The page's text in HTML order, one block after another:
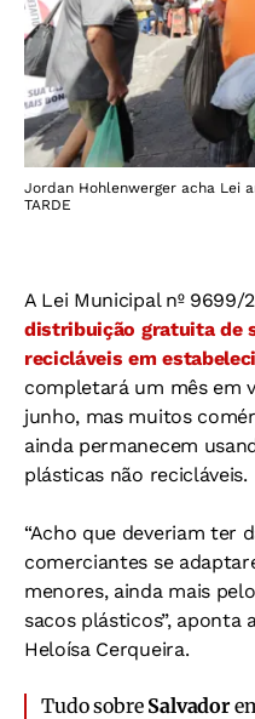
Jordan Hohlenwerger acha Lei
TARDE
A Lei Municipal nº 9699/
distribuição gratuita de
recicláveis em
completará um mês em
junho, mas muitos
ainda permanecem
plásticas não recicláveis.
“Acho que deveriam ter
comerciantes se
menores, ainda mais
sacos plásticos”, aponta
Heloísa Cerqueira.
Tudo sobre Salvador